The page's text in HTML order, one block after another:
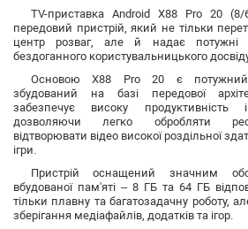
TV-приставка Android X88 Pro 20 (8/
передовий пристрій, який не тільки
центр розваг, але й надає потужні
бездоганного користувальницького
Основою X88 Pro 20 є потужний
збудований на базі передової
забезпечує високу продуктивність
дозволяючи легко обробляти
відтворювати відео високої роздільної
ігри.
Пристрій оснащений значним
вбудованої пам'яті – 8 ГБ та 64 ГБ
тільки плавну та багатозадачну роботу,
зберігання медіафайлів, додатків та ігор.